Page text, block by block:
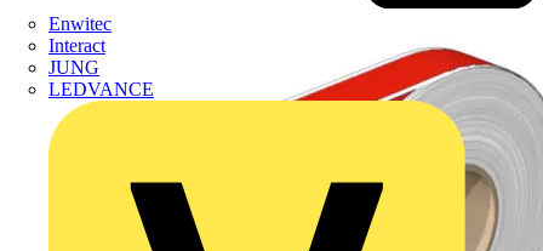
Enwitec
Interact
JUNG
LEDVANCE